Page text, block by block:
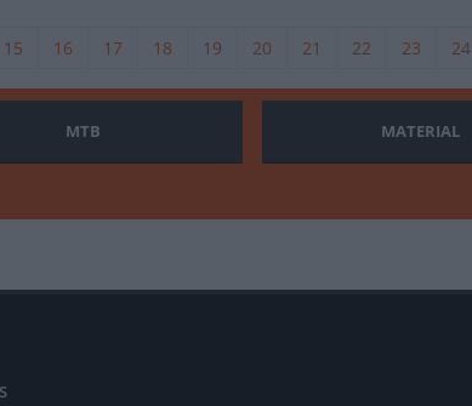
15 16 17 18 19 20 21 22 23 24
MTB MATERIAL